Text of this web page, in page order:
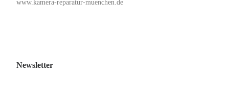
www.kamera-reparatur-muenchen.de
Newsletter